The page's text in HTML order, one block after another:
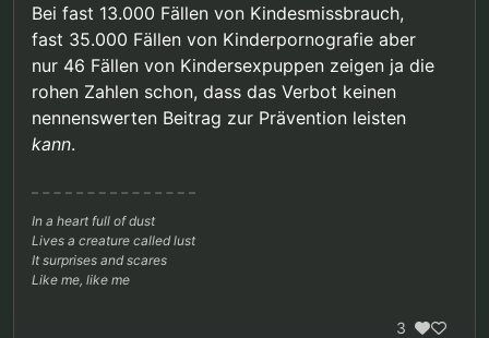
Bei fast 13.000 Fällen von Kindesmissbrauch,
fast 35.000 Fällen von Kinderpornografie aber
nur 46 Fällen von Kindersexpuppen zeigen ja die
rohen Zahlen schon, dass das Verbot keinen
nennenswerten Beitrag zur Prävention leisten
kann.
In a heart full of dust
Lives a creature called lust
It surprises and scares
Like me, like me
3